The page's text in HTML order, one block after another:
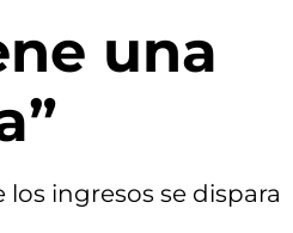
una
ingresos se dispara